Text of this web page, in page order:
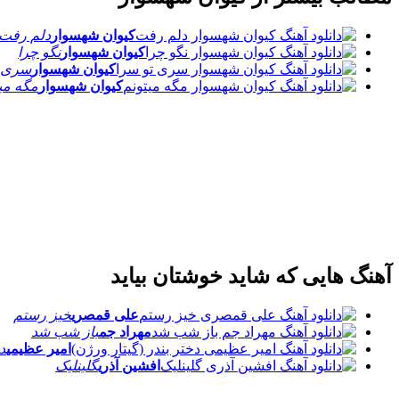
کیوان شهسوار دلم رفت
کیوان شهسوارنگو چرا
کیوان شهسوارسری
کیوان شهسوار مگه
آهنگ هایی که شاید خوشتان بیاید
علی قمصریخیز رستم
مهراد جمباز شب شد
امیر عظیمی
افشین آذریگلینلیک